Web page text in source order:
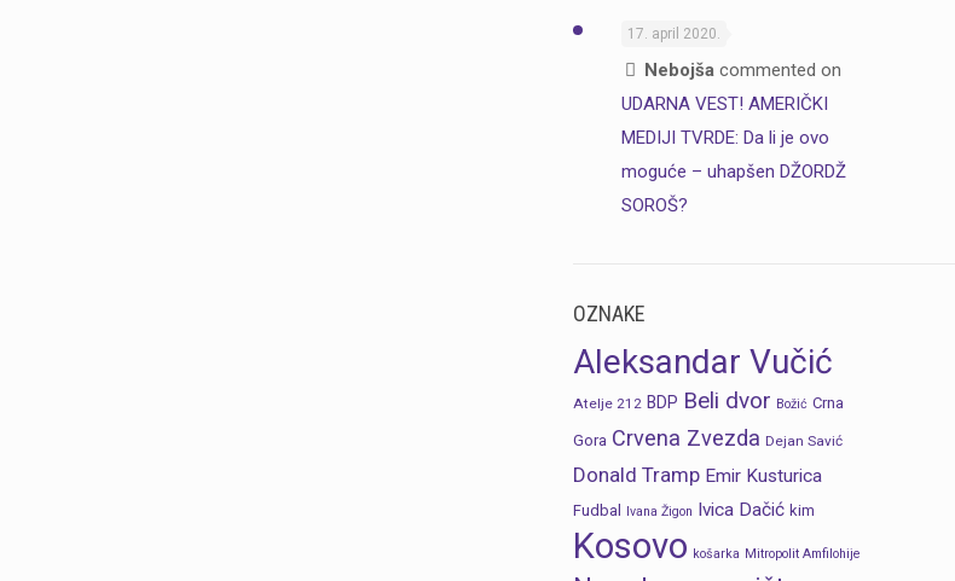
17. april 2020.
Nebojšacommented on
UDARNA VEST! AMERIČKI
MEDIJI TVRDE: Da li je ovo
moguće – uhapšen DŽORDŽ
SOROŠ?
OZNAKE
Aleksandar Vučić
Atelje 212 BDP Beli dvor Božić Crna
Gora Crvena Zvezda Dejan Savić
Donald Tramp Emir Kusturica
Fudbal Ivana Žigon Ivica Dačić kim
Kosovo košarka Mitropolit Amfilohije